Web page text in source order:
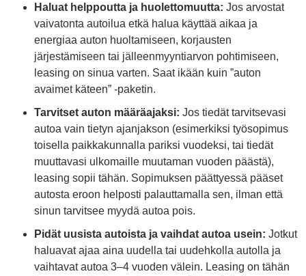
Haluat helppoutta ja huolettomuutta: Jos arvostat
vaivatonta autoilua etkä halua käyttää aikaa ja
energiaa auton huoltamiseen, korjausten
järjestämiseen tai jälleenmyyntiarvon pohtimiseen,
leasing on sinua varten. Saat ikään kuin ”auton
avaimet käteen” -paketin.
Tarvitset auton määräajaksi: Jos tiedät tarvitsevasi
autoa vain tietyn ajanjakson (esimerkiksi työsopimus
toisella paikkakunnalla pariksi vuodeksi, tai tiedät
muuttavasi ulkomaille muutaman vuoden päästä),
leasing sopii tähän. Sopimuksen päättyessä pääset
autosta eroon helposti palauttamalla sen, ilman että
sinun tarvitsee myydä autoa pois.
Pidät uusista autoista ja vaihdat autoa usein: Jotkut
haluavat ajaa aina uudella tai uudehkolla autolla ja
vaihtavat autoa 3–4 vuoden välein. Leasing on tähän